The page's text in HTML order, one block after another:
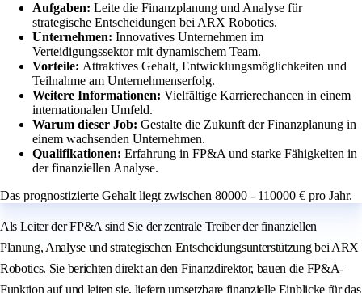
Aufgaben: Leite die Finanzplanung und Analyse für
strategische Entscheidungen bei ARX Robotics.
Unternehmen: Innovatives Unternehmen im
Verteidigungssektor mit dynamischem Team.
Vorteile: Attraktives Gehalt, Entwicklungsmöglichkeiten und
Teilnahme am Unternehmenserfolg.
Weitere Informationen: Vielfältige Karrierechancen in einem
internationalen Umfeld.
Warum dieser Job: Gestalte die Zukunft der Finanzplanung in
einem wachsenden Unternehmen.
Qualifikationen: Erfahrung in FP&A und starke Fähigkeiten in
der finanziellen Analyse.
Das prognostizierte Gehalt liegt zwischen 80000 - 110000 € pro Jahr.
Als Leiter der FP&A sind Sie der zentrale Treiber der finanziellen
Planung, Analyse und strategischen Entscheidungsunterstützung bei ARX
Robotics. Sie berichten direkt an den Finanzdirektor, bauen die FP&A-
Funktion auf und leiten sie, liefern umsetzbare finanzielle Einblicke für das